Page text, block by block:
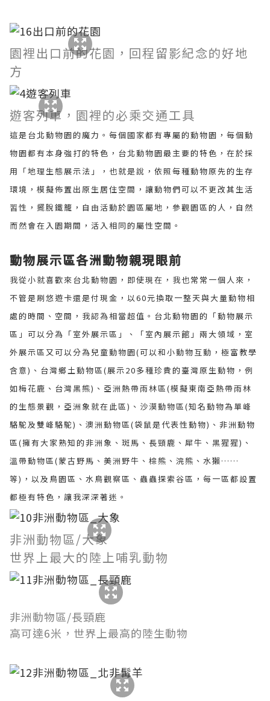
園裡出口前的花園，回程留影紀念的好地
方
遊客列車，園裡的必乘交通工具
這是台北動物園的魔力。每個國家都有專屬的動物園，每個動
物園都有本身強打的特色，台北動物園最主要的特色，在於採
用「地理生態展示法」，也就是說，依照每種動物原先的生存
環境，模擬佈置出原生居住空間，讓動物們可以不更改其生活
習性，擺脫鐵籠，自由活動於園區屬地，參觀園區的人，自然
而然會在入園期間，活入相同的屬性空間。
動物展示區各洲動物親現眼前
我從小就喜歡來台北動物園，即使現在，我也常常一個人來，
不管是刷悠遊卡還是付現金，以60元換取一整天與大量動物相
處的時間、空間，我認為相當超值。台北動物園的「動物展示
區」可以分為「室外展示區」、「室內展示館」兩大領域，室
外展示區又可以分為兒童動物園(可以和小動物互動，極富教學
含意)、台灣鄉土動物區(展示20多種珍貴的臺灣原生動物，例
如梅花鹿、台灣黑熊)、亞洲熱帶雨林區(模擬東南亞熱帶雨林
的生態景觀，亞洲象就在此區)、沙漠動物區(知名動物為單峰
駱駝及雙峰駱駝)、澳洲動物區(袋鼠是代表性動物)、非洲動物
區(擁有大家熟知的非洲象、斑馬、長頸鹿、犀牛、黑猩猩)、
溫帶動物區(蒙古野馬、美洲野牛、棕熊、浣熊、水獺……
等)，以及鳥園區、水鳥觀察區、蟲蟲探索谷區，每一區都設置
都極有特色，讓我深深著迷。
非洲動物區/大象
世界上最大的陸上哺乳動物
非洲動物區/長頸鹿
高可達6米，世界上最高的陸生動物